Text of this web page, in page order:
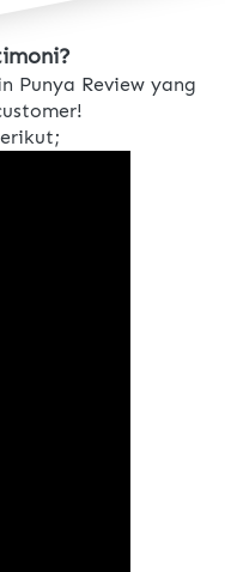
Punya Review yang